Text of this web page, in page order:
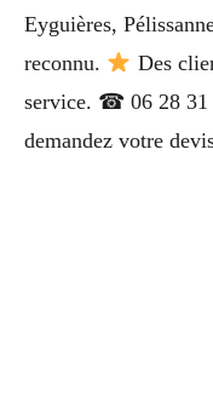
Eyguières,
reconnu.
Des
service. ☎ 06 28 31
demandez votre